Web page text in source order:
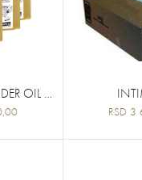
INTIMUS SHREDDER OIL 110ML
RSD